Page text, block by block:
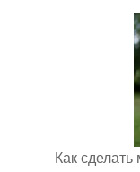
Как